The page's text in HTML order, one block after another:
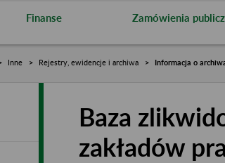
Finanse Zamówienia
Inne Rejestry, ewidencje i archiwa Informacja o
Baza
zakładów